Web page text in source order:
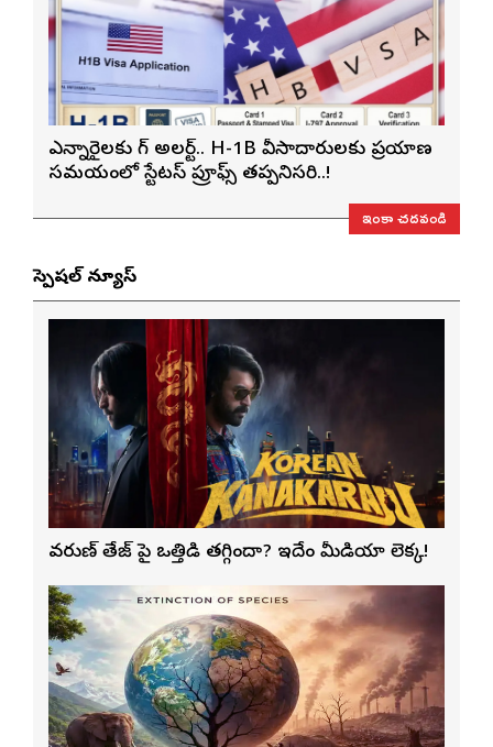
ఎన్నారైలకు బిగ్ అలర్ట్.. H-1B వీసాదారులకు ప్రయాణ
సమయంలో స్టేటస్ ప్రూఫ్స్ తప్పనిసరి..!
ఇంకా చదవండి
స్పెషల్ న్యూస్
వరుణ్ తేజ్‌ పై ఒత్తిడి తగ్గిందా? ఇదేం మీడియా లెక్క!